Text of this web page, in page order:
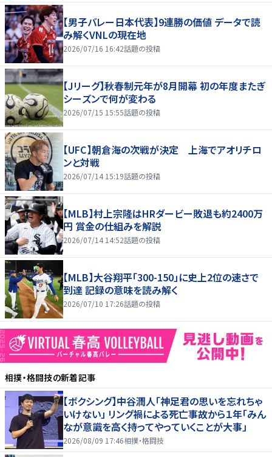
【男子バレー日本代表】9連勝の価値 データで読
み解くVNLの現在地
2026/07/16 16:42話題の投稿
【Jリーグ】秋春制元年が8月開幕 初の年度またぎ
シーズンで何が変わる
2026/07/15 15:55話題の投稿
【UFC】朝倉海の次戦が決定 上海でアオリチロ
ンと対戦
2026/07/14 15:19話題の投稿
【MLB】村上宗隆はHRダービー敗退も約2400万
円 賞金の仕組みを解説
2026/07/14 14:52話題の投稿
【MLB】大谷翔平「300-150」に史上2位の速さで
到達 記録の意味を読み解く
2026/07/10 17:26話題の投稿
相撲・格闘技の新着記事
【ボクシング】中谷潤人「神足君の思いを忘れちゃ
いけない」 リング禍による死亡事故から１年「みん
なが意識を高く持ってやっていくことが大事」
2026/08/09 17:46相撲・格闘技